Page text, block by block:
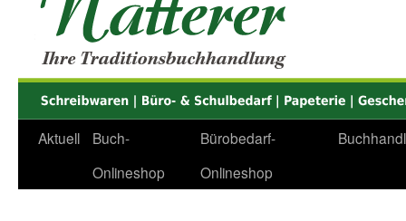
Aktuell
Buch-
Onlineshop
Bürobedarf-
Onlineshop